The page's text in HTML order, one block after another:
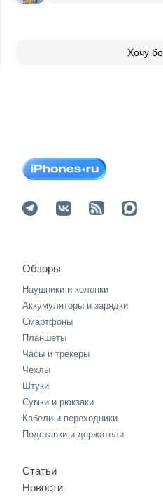
Хочу
Обзоры
Наушники и колонки
Аккумуляторы и зарядки
Смартфоны
Планшеты
Часы и трекеры
Чехлы
Штуки
Сумки и рюкзаки
Кабели и переходники
Подставки и держатели
Статьи
Новости